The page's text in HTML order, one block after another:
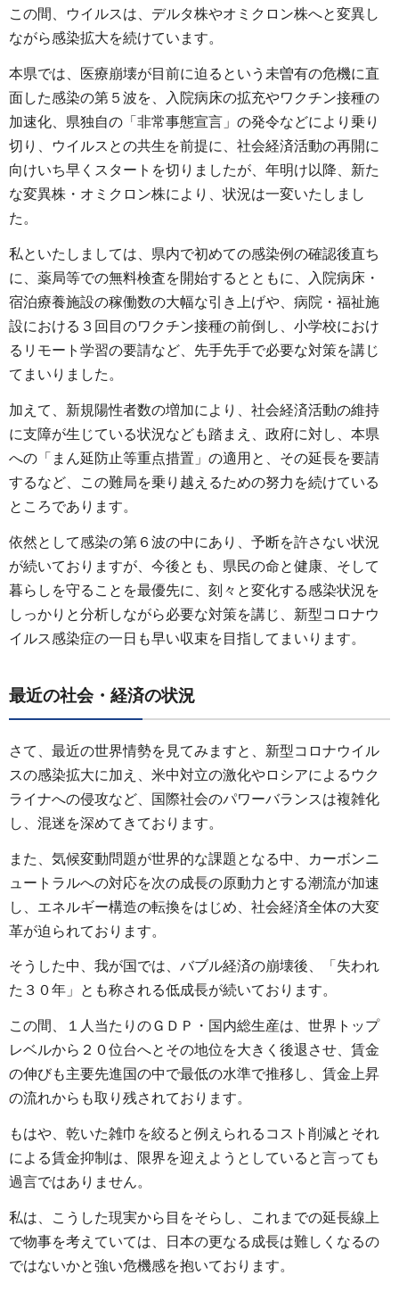
この間、ウイルスは、デルタ株やオミクロン株へと変異し
ながら感染拡大を続けています。
本県では、医療崩壊が目前に迫るという未曽有の危機に直
面した感染の第５波を、入院病床の拡充やワクチン接種の
加速化、県独自の「非常事態宣言」の発令などにより乗り
切り、ウイルスとの共生を前提に、社会経済活動の再開に
向けいち早くスタートを切りましたが、年明け以降、新た
な変異株・オミクロン株により、状況は一変いたしまし
た。
私といたしましては、県内で初めての感染例の確認後直ち
に、薬局等での無料検査を開始するとともに、入院病床・
宿泊療養施設の稼働数の大幅な引き上げや、病院・福祉施
設における３回目のワクチン接種の前倒し、小学校におけ
るリモート学習の要請など、先手先手で必要な対策を講じ
てまいりました。
加えて、新規陽性者数の増加により、社会経済活動の維持
に支障が生じている状況なども踏まえ、政府に対し、本県
への「まん延防止等重点措置」の適用と、その延長を要請
するなど、この難局を乗り越えるための努力を続けている
ところであります。
依然として感染の第６波の中にあり、予断を許さない状況
が続いておりますが、今後とも、県民の命と健康、そして
暮らしを守ることを最優先に、刻々と変化する感染状況を
しっかりと分析しながら必要な対策を講じ、新型コロナウ
イルス感染症の一日も早い収束を目指してまいります。
最近の社会・経済の状況
さて、最近の世界情勢を見てみますと、新型コロナウイル
スの感染拡大に加え、米中対立の激化やロシアによるウク
ライナへの侵攻など、国際社会のパワーバランスは複雑化
し、混迷を深めてきております。
また、気候変動問題が世界的な課題となる中、カーボンニ
ュートラルへの対応を次の成長の原動力とする潮流が加速
し、エネルギー構造の転換をはじめ、社会経済全体の大変
革が迫られております。
そうした中、我が国では、バブル経済の崩壊後、「失われ
た３０年」とも称される低成長が続いております。
この間、１人当たりのＧＤＰ・国内総生産は、世界トップ
レベルから２０位台へとその地位を大きく後退させ、賃金
の伸びも主要先進国の中で最低の水準で推移し、賃金上昇
の流れからも取り残されております。
もはや、乾いた雑巾を絞ると例えられるコスト削減とそれ
による賃金抑制は、限界を迎えようとしていると言っても
過言ではありません。
私は、こうした現実から目をそらし、これまでの延長線上
で物事を考えていては、日本の更なる成長は難しくなるの
ではないかと強い危機感を抱いております。